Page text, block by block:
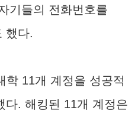
기들의 전화번호를
했다.
학 11개 계정을 성공적
다. 해킹된 11개 계정은